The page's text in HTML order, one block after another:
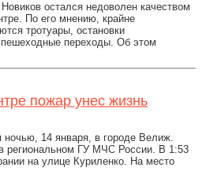
остался недоволен качеством
По его мнению, крайне
тротуары, остановки
пешеходные переходы. Об этом
пожар унес жизнь
ночью, 14 января, в городе Велиж.
региональном ГУ МЧС России. В 1:53
на улице Куриленко. На место